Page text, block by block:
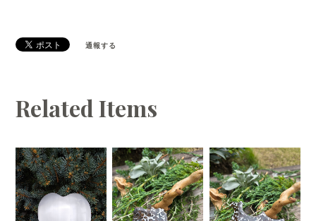
通報する
Related Items